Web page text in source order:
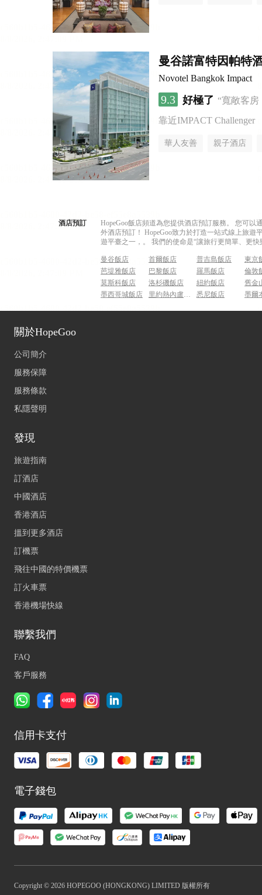
曼谷諾富特因帕特
Novotel Bangkok Impact
9.3 好極了 “寬敞客
靠近IMPACT Challenger
華人友善 親子酒店
酒店預訂
HopeGoo飯店頻道為您提供酒店預訂服務。 您可
外酒店預訂！ HopeGoo致力於打造一站式線上旅
遊平臺之一，。 我們的使命是“讓旅行更簡單、更
曼谷飯店 首爾飯店 普吉島飯店
東京
芭堤雅飯店
巴黎飯店 羅馬飯店
倫敦
莫斯科飯店
洛杉磯飯店 紐約飯店
舊金
墨西哥城飯店
里約熱內盧飯店 悉尼飯店 墨爾
關於HopeGoo
公司簡介
服務保障
服務條款
私隱聲明
發現
旅遊指南
訂酒店
中國酒店
香港酒店
搵到更多酒店
訂機票
飛往中國的特價機票
訂火車票
香港機場快線
聯繫我們
FAQ
客戶服務
信用卡支付
電子錢包
Copyright © 2026 HOPEGOO (HONGKONG) LIMITED 版權所有